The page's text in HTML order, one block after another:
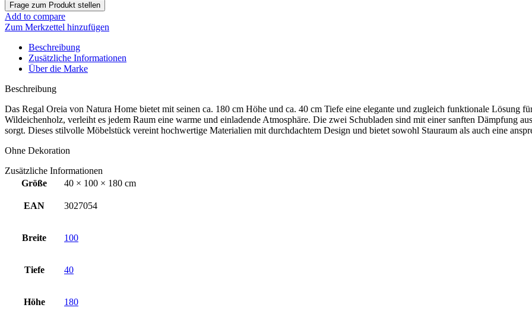
Add to compare
Zum Merkzettel hinzufügen
Beschreibung
Zusätzliche Informationen
Über die Marke
Beschreibung
Das Regal Oreia von Natura Home bietet mit seinen ca. 180 cm Höhe und ca. 40 cm Tiefe eine elegante und zugleich funktionale Lösung
Wildeichenholz, verleiht es jedem Raum eine warme und einladende Atmosphäre. Die zwei Schubladen sind mit einer sanften Dämpfung
sorgt. Dieses stilvolle Möbelstück vereint hochwertige Materialien mit durchdachtem Design und bietet sowohl Stauraum als auch eine
Ohne Dekoration
Zusätzliche Informationen
Größe
40 × 100 × 180 cm
EAN 3027054
Breite 100
Tiefe 40
Höhe 180